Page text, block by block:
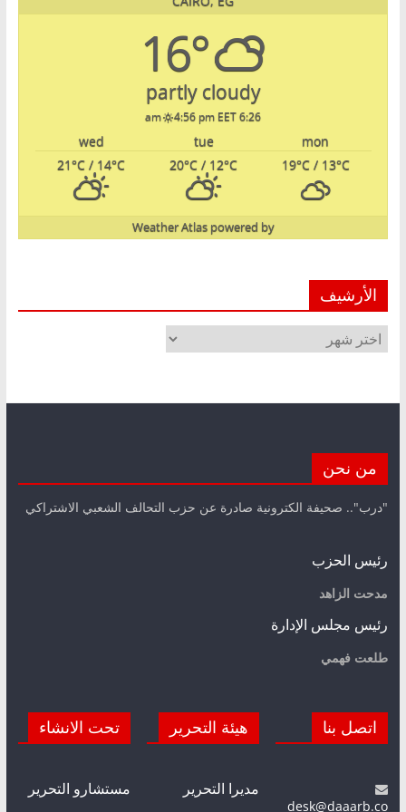
16°
partly cloudy
6:26 am
4:56 pm EET
mon
tue
wed
19°C/ 13°C
20°C / 12°C
21°C / 14°C
powered by
Weather Atlas
الأرشيف
الأرشيف
من نحن
"درب".. صحيفة الكترونية صادرة عن حزب التحالف الشعبي الاشتراكي
رئيس الحزب
مدحت الزاهد
رئيس مجلس الإدارة
طلعت فهمي
اتصل بنا
desk@daaarb.co
هيئة التحرير
مديرا التحرير
تحت الانشاء
مستشارو التحرير